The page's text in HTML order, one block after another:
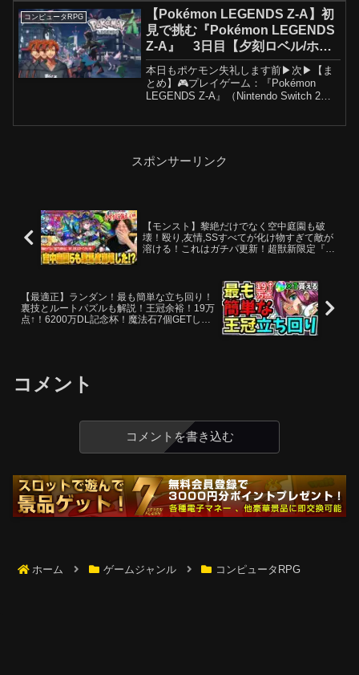
コンピュータRPG
【Pokémon LEGENDS Z-A】初
見で挑む『Pokémon LEGENDS
Z-A』 3日目【夕刻ロベル/ホロ
スターズ】
本日もポケモン失礼します前▶次▶【ま
とめ】🎮プレイゲーム：『Pokémon
LEGENDS Z-A』（Nintendo Switch 2）
スポンサーリンク
【モンスト】黎絶だけでなく空中庭園も破
壊！殴り,友情,SSすべてが化け物すぎて敵が
溶ける！これはガチパ更新！超獣新限定『ナ
【最適正】ランダン！最も簡単な立ち回り！
裏技とルートパズルも解説！王冠余裕！19万
点↑！6200万DL記念杯！魔法石7個GETしよ
コメント
コメントを書き込む
ホーム ゲームジャンル コンピュータRPG